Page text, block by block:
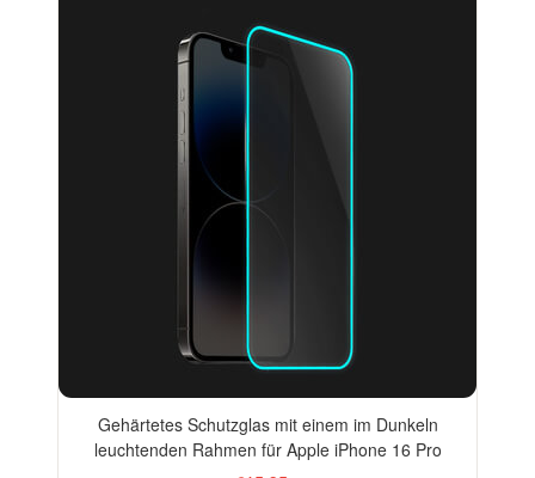
Gehärtetes Schutzglas mit einem im Dunkeln
leuchtenden Rahmen für Apple iPhone 16 Pro